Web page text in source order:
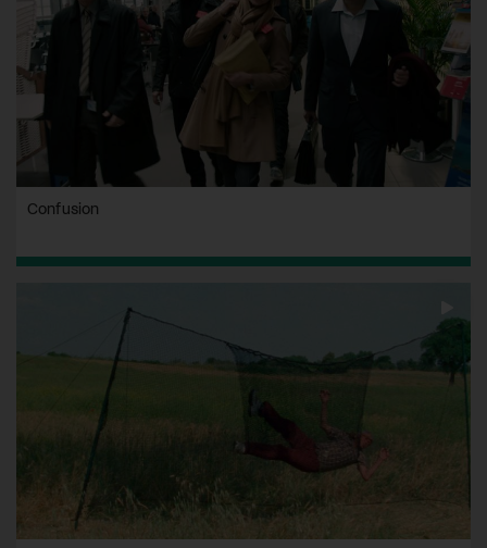
Confusion